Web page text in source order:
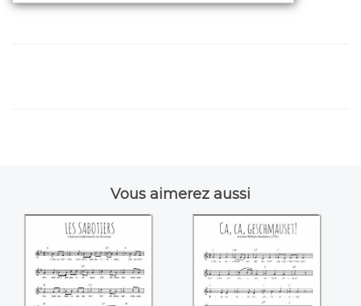
Vous aimerez aussi
Les sabotiers
Ca, ca,
geschmauset